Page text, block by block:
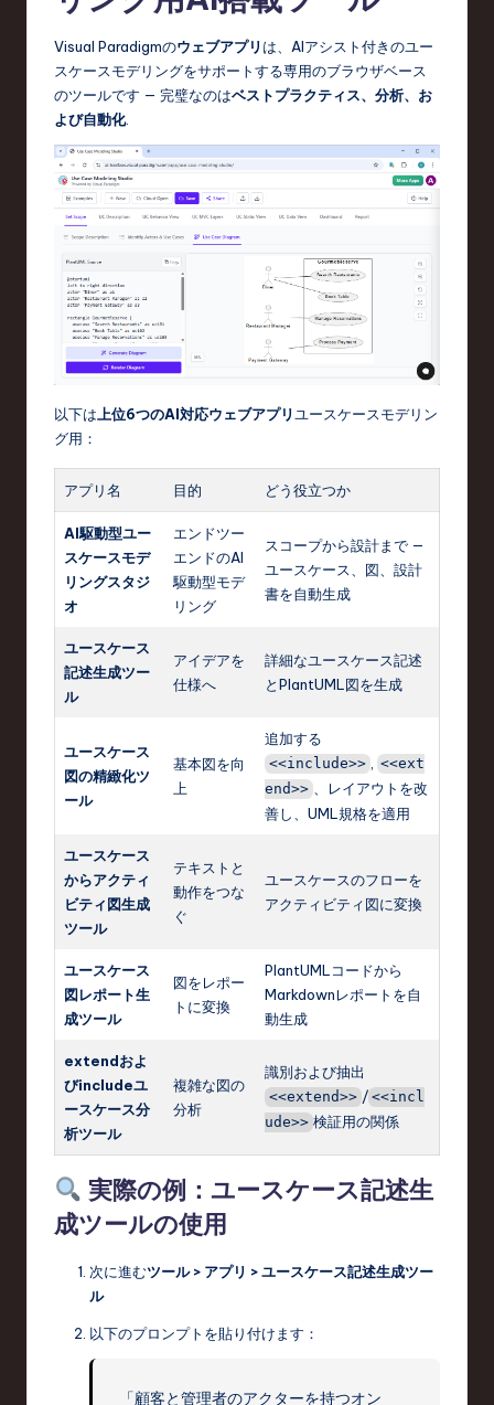
Visual Paradigmのウェブアプリは、AIアシスト付きのユー
スケースモデリングをサポートする専用のブラウザベース
のツールです — 完璧なのはベストプラクティス、分析、お
よび自動化.
以下は上位6つのAI対応ウェブアプリユースケースモデリン
グ用：
アプリ名 目的 どう役立つか
AI駆動型ユー
スケースモデ
リングスタジ
オ
エンドツー
エンドのAI
駆動型モデ
リング
スコープから設計まで —
ユースケース、図、設計
書を自動生成
ユースケース
記述生成ツー
ル
アイデアを
仕様へ
詳細なユースケース記述
とPlantUML図を生成
ユースケース
図の精緻化ツ
ール
基本図を向
上
追加する
<<include>> , <<ext
end>> 、レイアウトを改
善し、UML規格を適用
ユースケース
からアクティ
ビティ図生成
ツール
テキストと
動作をつな
ぐ
ユースケースのフローを
アクティビティ図に変換
ユースケース
図レポート生
成ツール
図をレポー
トに変換
PlantUMLコードから
Markdownレポートを自
動生成
extendおよ
びincludeユ
ースケース分
析ツール
複雑な図の
分析
識別および抽出
<<extend>> / <<incl
ude>> 検証用の関係
実際の例：ユースケース記述生
成ツールの使用
次に進むツール > アプリ > ユースケース記述生成ツー
ル
以下のプロンプトを貼り付けます：
「顧客と管理者のアクターを持つオン